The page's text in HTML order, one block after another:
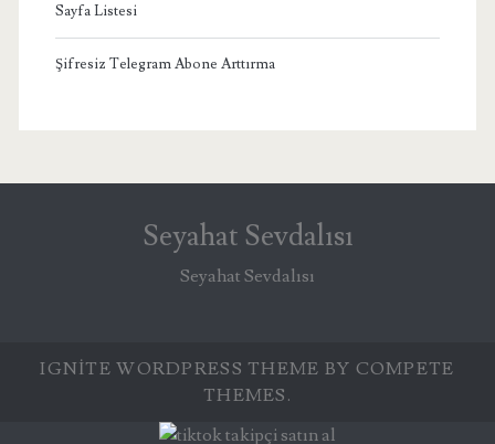
Sayfa Listesi
Şifresiz Telegram Abone Arttırma
Seyahat Sevdalısı
Seyahat Sevdalısı
IGNITE WORDPRESS THEME BY COMPETE
THEMES.